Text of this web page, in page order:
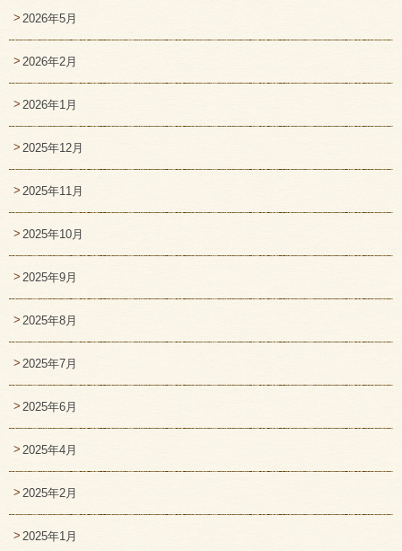
2026年5月
2026年2月
2026年1月
2025年12月
2025年11月
2025年10月
2025年9月
2025年8月
2025年7月
2025年6月
2025年4月
2025年2月
2025年1月